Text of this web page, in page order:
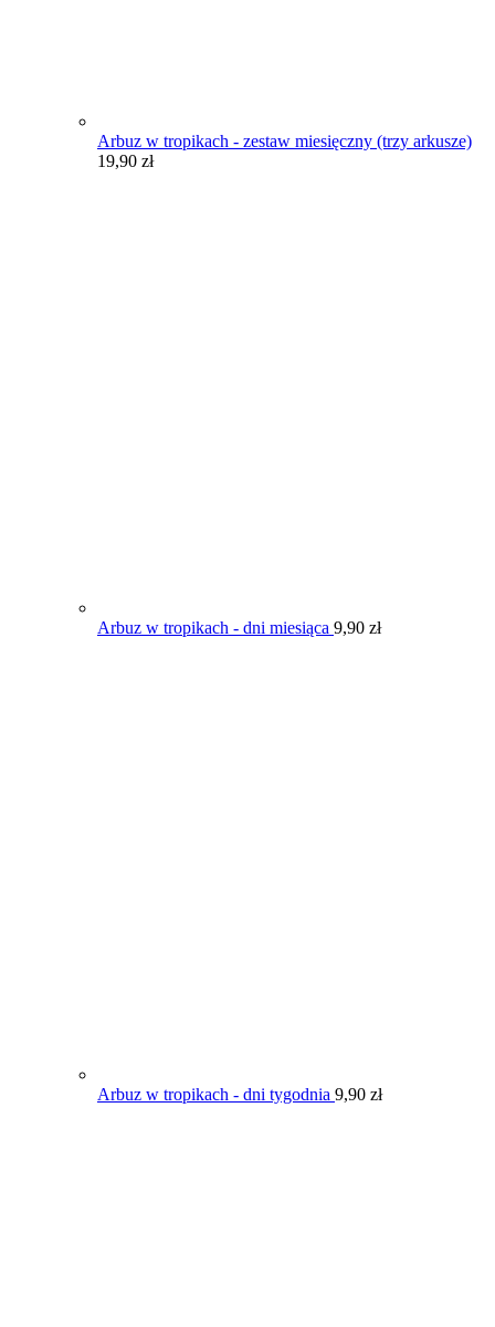
Arbuz w tropikach - zestaw miesięczny (trzy arkusze)
19,90 zł
Arbuz w tropikach - dni miesiąca 9,90 zł
Arbuz w tropikach - dni tygodnia 9,90 zł